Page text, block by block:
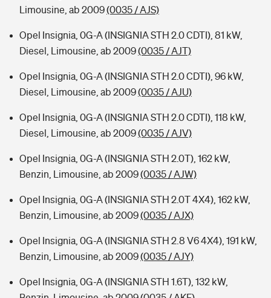
Limousine, ab 2009(0035 / AJS)
Opel Insignia, 0G-A (INSIGNIA STH 2.0 CDTI), 81 kW,
Diesel, Limousine, ab 2009(0035 / AJT)
Opel Insignia, 0G-A (INSIGNIA STH 2.0 CDTI), 96 kW,
Diesel, Limousine, ab 2009(0035 / AJU)
Opel Insignia, 0G-A (INSIGNIA STH 2.0 CDTI), 118 kW,
Diesel, Limousine, ab 2009(0035 / AJV)
Opel Insignia, 0G-A (INSIGNIA STH 2.0T), 162 kW,
Benzin, Limousine, ab 2009(0035 / AJW)
Opel Insignia, 0G-A (INSIGNIA STH 2.0T 4X4), 162 kW,
Benzin, Limousine, ab 2009(0035 / AJX)
Opel Insignia, 0G-A (INSIGNIA STH 2.8 V6 4X4), 191 kW,
Benzin, Limousine, ab 2009(0035 / AJY)
Opel Insignia, 0G-A (INSIGNIA STH 1.6T), 132 kW,